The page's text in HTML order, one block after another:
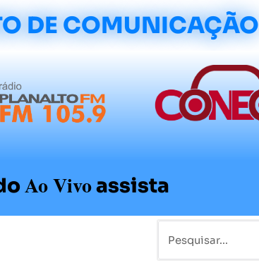
DE COMUNICAÇÃO
Ao Vivoassista